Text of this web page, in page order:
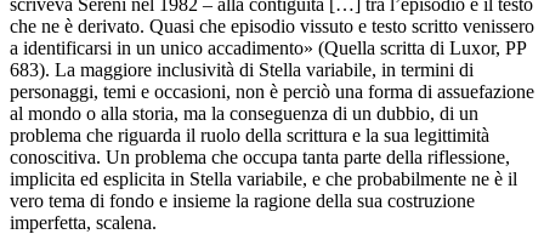
scriveva Sereni nel 1982 – alla contiguità […] tra l’episodio e il testo
che ne è derivato. Quasi che episodio vissuto e testo scritto venissero
a identificarsi in un unico accadimento» (Quella scritta di Luxor, PP
683). La maggiore inclusività di Stella variabile, in termini di
personaggi, temi e occasioni, non è perciò una forma di assuefazione
al mondo o alla storia, ma la conseguenza di un dubbio, di un
problema che riguarda il ruolo della scrittura e la sua legittimità
conoscitiva. Un problema che occupa tanta parte della riflessione,
implicita ed esplicita in Stella variabile, e che probabilmente ne è il
vero tema di fondo e insieme la ragione della sua costruzione
imperfetta, scalena.